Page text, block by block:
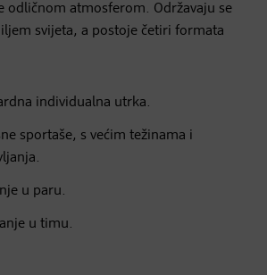
odličnom atmosferom. Održavaju se
svijeta, a postoje četiri formata
individualna utrka.
sportaše, s većim težinama i
u paru.
u timu.